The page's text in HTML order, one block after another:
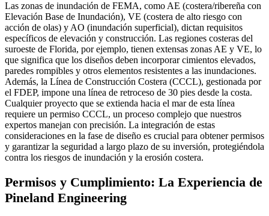
Las zonas de inundación de FEMA, como AE (costera/ribereña con
Elevación Base de Inundación), VE (costera de alto riesgo con
acción de olas) y AO (inundación superficial), dictan requisitos
específicos de elevación y construcción. Las regiones costeras del
suroeste de Florida, por ejemplo, tienen extensas zonas AE y VE, lo
que significa que los diseños deben incorporar cimientos elevados,
paredes rompibles y otros elementos resistentes a las inundaciones.
Además, la Línea de Construcción Costera (CCCL), gestionada por
el FDEP, impone una línea de retroceso de 30 pies desde la costa.
Cualquier proyecto que se extienda hacia el mar de esta línea
requiere un permiso CCCL, un proceso complejo que nuestros
expertos manejan con precisión. La integración de estas
consideraciones en la fase de diseño es crucial para obtener permisos
y garantizar la seguridad a largo plazo de su inversión, protegiéndola
contra los riesgos de inundación y la erosión costera.
Permisos y Cumplimiento: La Experiencia de
Pineland Engineering